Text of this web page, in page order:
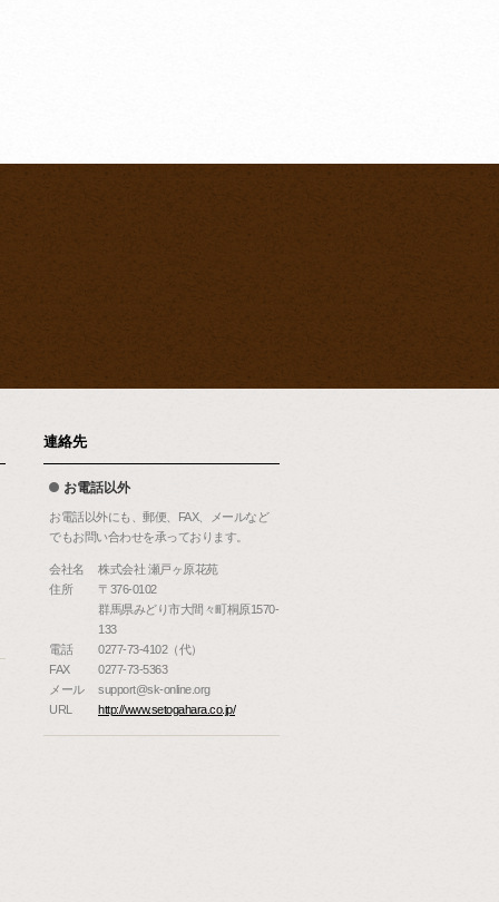
連絡先
お電話以外
お電話以外にも、郵便、FAX、メールなど
でもお問い合わせを承っております。
会社名
株式会社 瀬戸ヶ原花苑
住所
〒376-0102
群馬県みどり市大間々町桐原1570-
133
電話
0277-73-4102（代）
FAX
0277-73-5363
メール
support@sk-online.org
URL
http://www.setogahara.co.jp/